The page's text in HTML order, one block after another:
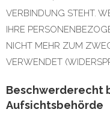
VERBINDUNG STEHT.
IHRE
NICHT MEHR ZUM
VERWENDET
Beschwerde­recht
Aufsichts­behörde